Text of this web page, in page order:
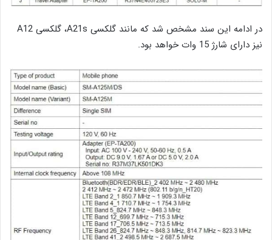
در ادامه این سند مشخص شد که مانند گلکسی A21s، گلکسی A12
نیز دارای شارژ 15 وات خواهد بود.